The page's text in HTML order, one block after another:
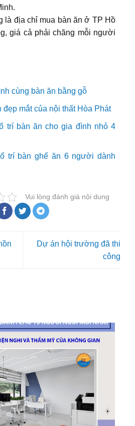
là địa chỉ mua bàn ăn ở TP Hồ
giá cả phải chăng mỗi người
cùng bàn ăn bằng gỗ
đẹp mắt của nội thất Hòa Phát
trí bàn ăn cho gia đình nhỏ 4
trí bàn ghế ăn 6 người dành
Vui lòng đánh giá nội dung
Dự án hội trường đã thi
công